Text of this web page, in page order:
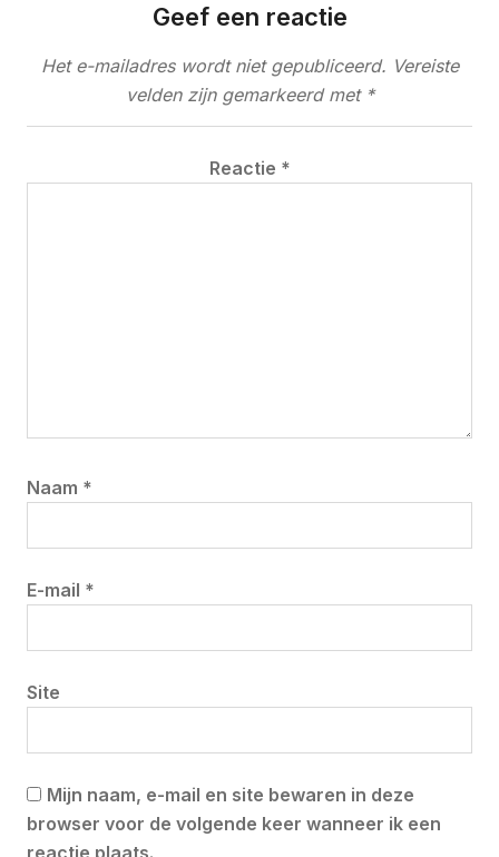
Geef een reactie
Het e-mailadres wordt niet gepubliceerd. Vereiste
velden zijn gemarkeerd met *
Reactie *
Naam *
E-mail *
Site
Mijn naam, e-mail en site bewaren in deze
browser voor de volgende keer wanneer ik een
reactie plaats.